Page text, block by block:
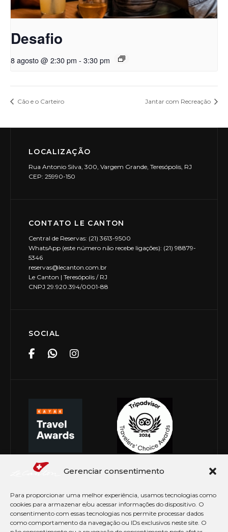
Gerenciar consentimento
Para proporcionar uma melhor experiência, usamos tecnologias como
cookies para armazenar e/ou acessar informações do dispositivo. O
consentimento com essas tecnologias nos permite processar dados
como comportamento da navegação ou IDs exclusivos neste site. O
Desafio
8 agosto @ 2:30 pm - 3:30 pm
Cão e o Carteiro Jantar com Recreação
LOCALIZAÇÃO
Rua Antonio Silva, 300, Vargem Grande, Teresópolis, RJ
CEP: 25990-150
CONTATO LE CANTON
Central de Reservas: (21) 3613-9500
WhatsApp (este número não recebe ligações): (21) 98879-
5346
reservas@lecanton.com.br
Le Canton | Teresópolis / RJ
CNPJ 29.920.394/0001-88
SOCIAL